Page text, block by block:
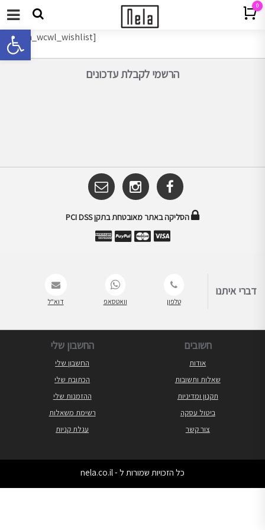
0
[yith_wcwl_wishlist]
הרשמי לקבלת עדכונים
הסליקה באתר מאובטחת בתקן PCI DSS
דברי איתנו
טלפון וואטסאפ דוא"ל
חשובים
אודות
שאלות ותשובות
תקנון ומדיניות
ביטול עסקה
צור קשר
החשבון שלי
החשבון שלי
הכתובת שלי
ההזמנות שלי
רשימת משאלות
עגלת קניות
כל הזכויות שמורות ל - nela.co.il